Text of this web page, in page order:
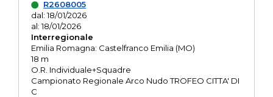
R2608005
dal: 18/01/2026
al: 18/01/2026
Interregionale
Emilia Romagna: Castelfranco Emilia (MO)
18 m
O.R. Individuale+Squadre
Campionato Regionale Arco Nudo TROFEO CITTA' DI
C